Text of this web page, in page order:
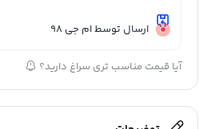
نوع عملکرد: عملکرد توربو (Turbo)
تعداد تیغه‌های گوشت‌کوب: دو پره
شناسه کالا: 2620153170032
ارسال توسط ام جی 98
آیا قیمت مناسب تری سراغ دارید؟